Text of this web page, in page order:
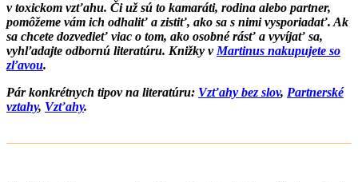
v toxickom vzťahu. Či už sú to kamaráti, rodina alebo partner,
pomôžeme vám ich odhaliť a zistiť, ako sa s nimi vysporiadať. Ak
sa chcete dozvedieť viac o tom, ako osobné rásť a vyvíjať sa,
vyhľadajte odbornú literatúru. Knižky v Martinus nakupujete so
zľavou.
Pár konkrétnych tipov na literatúru: Vzťahy bez slov, Partnerské
vztahy, Vzťahy.